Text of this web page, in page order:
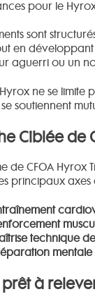
pour le
sont
en
aguerri ou un
ne se limite
se soutiennent
Ciblée
de CFOA Hyrox
principaux
technique
mentale
prêt à